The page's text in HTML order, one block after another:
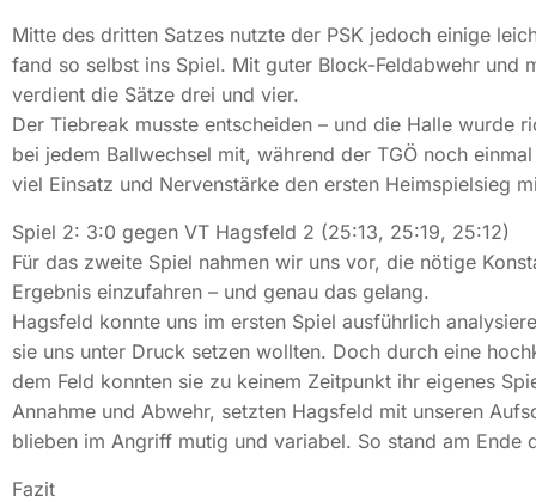
Mitte des dritten Satzes nutzte der PSK jedoch einige
fand so selbst ins Spiel. Mit guter Block-Feldabwehr und
verdient die Sätze drei und vier.
Der Tiebreak musste entscheiden – und die Halle wurde
bei jedem Ballwechsel mit, während der TGÖ noch
viel Einsatz und Nervenstärke den ersten Heimspielsieg
Spiel 2: 3:0 gegen VT Hagsfeld 2 (25:13, 25:19, 25:12)
Für das zweite Spiel nahmen wir uns vor, die nötige
Ergebnis einzufahren – und genau das gelang.
Hagsfeld konnte uns im ersten Spiel ausführlich
sie uns unter Druck setzen wollten. Doch durch eine
dem Feld konnten sie zu keinem Zeitpunkt ihr eigenes
Annahme und Abwehr, setzten Hagsfeld mit unseren
blieben im Angriff mutig und variabel. So stand am
Fazit